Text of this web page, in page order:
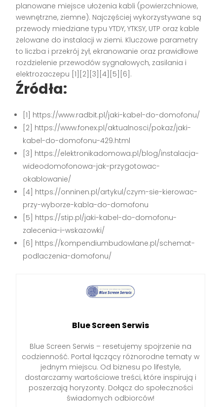
planowane miejsce ułożenia kabli (powierzchniowe,
wewnętrzne, ziemne). Najczęściej wykorzystywane są
przewody miedziane typu YTDY, YTKSY, UTP oraz kable
żelowane do instalacji w ziemi. Kluczowe parametry
to liczba i przekrój żył, ekranowanie oraz prawidłowe
rozdzielenie przewodów sygnałowych, zasilania i
elektrozaczepu [1][2][3][4][5][6] .
Źródła:
[1] https://www.radbit.pl/jaki-kabel-do-domofonu/
[2] https://www.fonex.pl/aktualnosci/pokaz/jaki-
kabel-do-domofonu-429.html
[3] https://elektronikadomowa.pl/blog/instalacja-
wideodomofonowa-jak-przygotowac-
okablowanie/
[4] https://onninen.pl/artykul/czym-sie-kierowac-
przy-wyborze-kabla-do-domofonu
[5] https://stip.pl/jaki-kabel-do-domofonu-
zalecenia-i-wskazowki/
[6] https://kompendiumbudowlane.pl/schemat-
podlaczenia-domofonu/
Blue Screen Serwis
Blue Screen Serwis – resetujemy spojrzenie na
codzienność. Portal łączący różnorodne tematy w
jednym miejscu. Od biznesu po lifestyle,
dostarczamy wartościowe treści, które inspirują i
poszerzają horyzonty. Dołącz do społeczności
świadomych odbiorców!